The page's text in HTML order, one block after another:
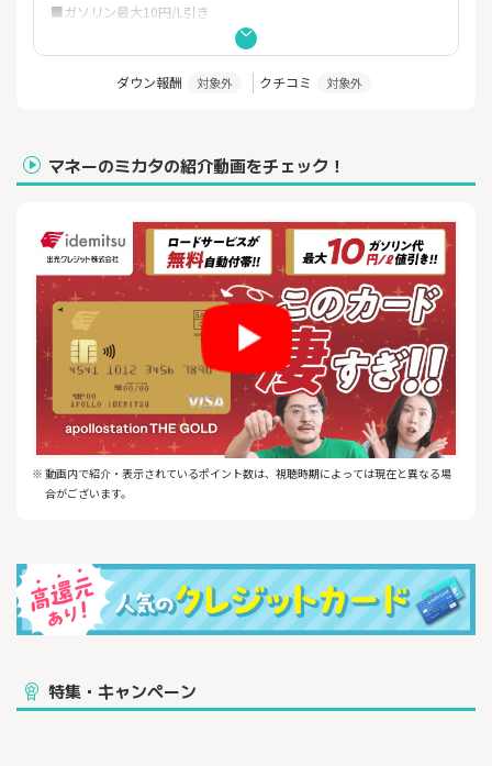
■ガソリン最大10円/L引き
■プラスポイント×値引きサービス。ダブルでおトクに。
■国内空港ラウンジサービスなど、充実の旅行サービス。
■スーパーロードサービスなど、カーライフの安全をサポート。
■旅行やショッピング、カード盗難紛失まで、万一に備える保険
※詳細はホームページをご確認ください。
ダウン報酬 対象外 クチコミ 対象外
マネーのミカタの紹介動画をチェック！
※ 動画内で紹介・表示されているポイント数は、視聴時期によっては現在と異なる場
合がございます。
特集・キャンペーン